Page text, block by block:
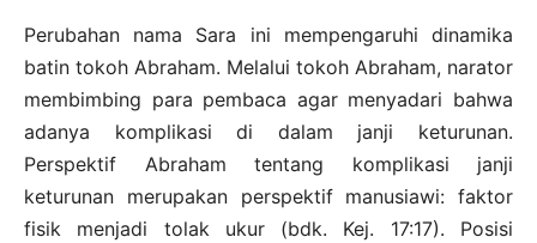
Perubahan nama Sara ini mempengaruhi dinamika
batin tokoh Abraham. Melalui tokoh Abraham, narator
membimbing para pembaca agar menyadari bahwa
adanya komplikasi di dalam janji keturunan.
Perspektif Abraham tentang komplikasi janji
keturunan merupakan perspektif manusiawi: faktor
fisik menjadi tolak ukur (bdk. Kej. 17:17). Posisi